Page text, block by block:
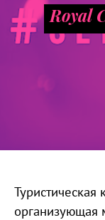
Royal
организующая